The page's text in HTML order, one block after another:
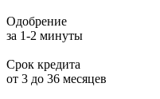
Одобрение
за 1-2 минуты
Срок кредита
от 3 до 36 месяцев